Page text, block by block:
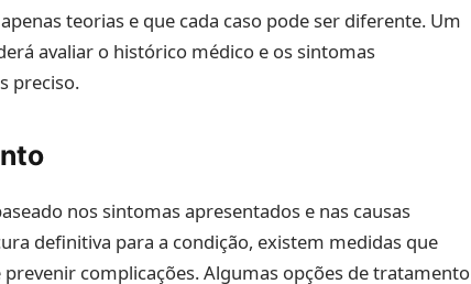
teorias e que cada caso pode ser diferente. Um
avaliar o histórico médico e os sintomas
preciso.
nos sintomas apresentados e nas causas
definitiva para a condição, existem medidas que
complicações. Algumas opções de tratamento